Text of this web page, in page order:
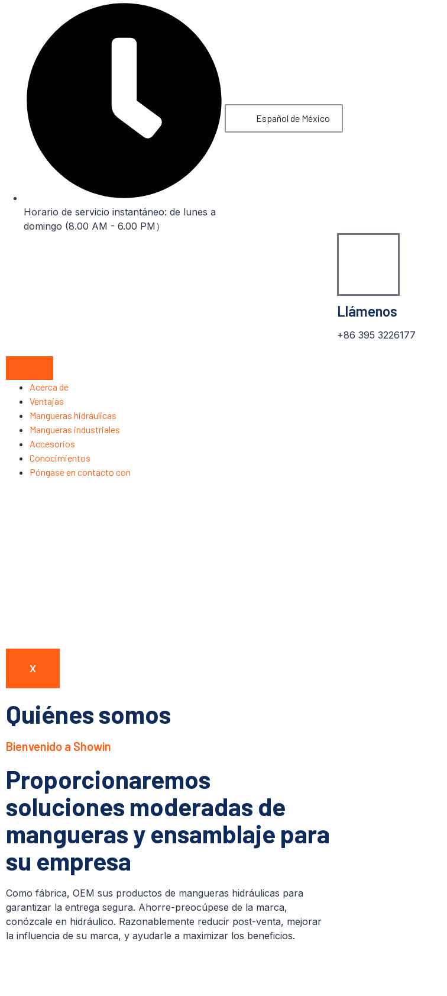
Horario de servicio instantáneo: de lunes a
domingo (8.00 AM - 6.00 PM）
Español de México
Llámenos
+86 395 3226177
Acerca de
Ventajas
Mangueras hidráulicas
Mangueras industriales
Accesorios
Conocimientos
Póngase en contacto con
X
Quiénes somos
Bienvenido a Showin
Proporcionaremos
soluciones moderadas de
mangueras y ensamblaje para
su empresa
Como fábrica, OEM sus productos de mangueras hidráulicas para
garantizar la entrega segura. Ahorre-preocúpese de la marca,
conózcale en hidráulico. Razonablemente reducir post-venta, mejorar
la influencia de su marca, y ayudarle a maximizar los beneficios.